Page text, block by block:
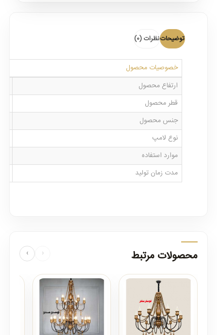
توضیحاتنظرات (0)
خصوصیات محصول
ارتفاع محصول
قطر محصول
جنس محصول
نوع لامپ
موارد استفاده
مدت زمان تولید
محصولات مرتبط ‹
›